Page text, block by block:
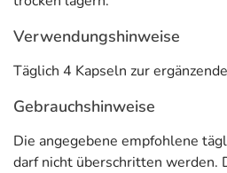
Verwendungshinweise
Täglich 4 Kapseln zur
Gebrauchshinweise
Die angegebene empfohlene
darf nicht überschritten werden.